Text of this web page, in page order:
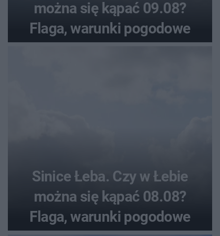
można się kąpać 09.08?
Flaga, warunki pogodowe
Sinice Łeba. Czy w Łebie
można się kąpać 08.08?
Flaga, warunki pogodowe